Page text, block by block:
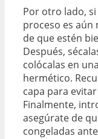
Por otro lado,
proceso es aún
de que estén
Después,
colócalas en
hermético.
capa para
Finalmente,
asegúrate de
congeladas